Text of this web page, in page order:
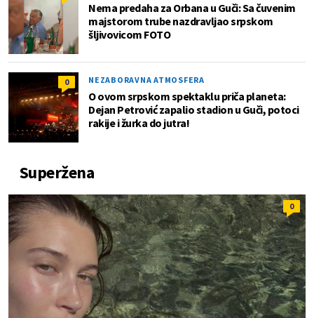
Nema predaha za Orbana u Guči: Sa čuvenim
majstorom trube nazdravljao srpskom
šljivovicom FOTO
0 NEZABORAVNA ATMOSFERA
O ovom srpskom spektaklu priča planeta:
Dejan Petrović zapalio stadion u Guči, potoci
rakije i žurka do jutra!
Superžena
0